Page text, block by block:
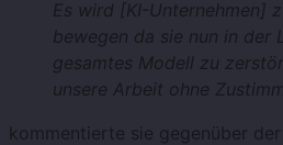
Es wird [KI-Unternehmen]
bewegen da sie nun in der
gesamtes Modell zu
unsere Arbeit ohne
kommentierte sie gegenüber